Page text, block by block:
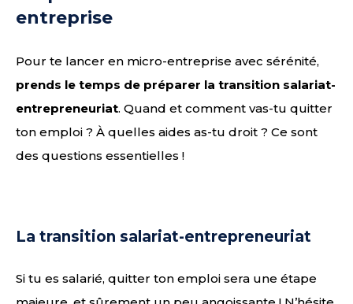
entreprise
Pour te lancer en micro-entreprise avec sérénité,
prends le temps de préparer la transition salariat-
entrepreneuriat. Quand et comment vas-tu quitter
ton emploi ? À quelles aides as-tu droit ? Ce sont
des questions essentielles !
La transition salariat-entrepreneuriat
Si tu es salarié, quitter ton emploi sera une étape